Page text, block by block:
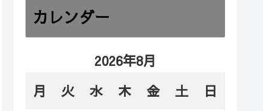
カレンダー
2026年8月
月
火 水 木 金 土
日